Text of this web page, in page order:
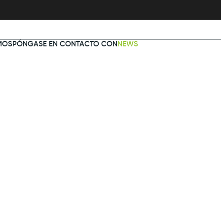
PÓNGASE EN CONTACTO CONNEWS